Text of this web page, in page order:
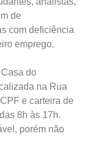
de
com deficiência
emprego.
do
na Rua
e carteira de
8h às 17h.
porém não